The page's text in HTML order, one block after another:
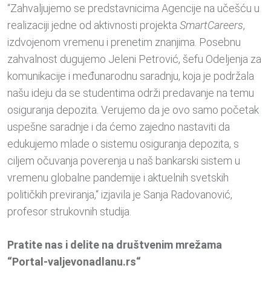
“Zahvaljujemo se predstavnicima Agencije na učešću u
realizaciji jedne od aktivnosti projekta SmartCareers,
izdvojenom vremenu i prenetim znanjima. Posebnu
zahvalnost dugujemo Jeleni Petrović, šefu Odeljenja za
komunikacije i međunarodnu saradnju, koja je podržala
našu ideju da se studentima održi predavanje na temu
osiguranja depozita. Verujemo da je ovo samo početak
uspešne saradnje i da ćemo zajedno nastaviti da
edukujemo mlade o sistemu osiguranja depozita, s
ciljem očuvanja poverenja u naš bankarski sistem u
vremenu globalne pandemije i aktuelnih svetskih
političkih previranja,“ izjavila je Sanja Radovanović,
profesor strukovnih studija.
Pratite nas i delite na društvenim mrežama
“Portal-valjevonadlanu.rs“